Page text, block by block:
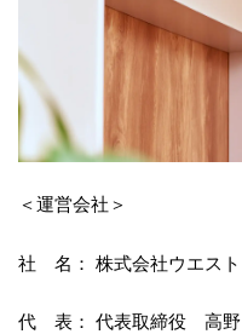
＜運営会社＞
社 名： 株式会社ウエスト
代 表： 代表取締役 高野